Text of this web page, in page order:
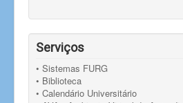
Serviços
• Sistemas FURG
• Biblioteca
• Calendário Universitário